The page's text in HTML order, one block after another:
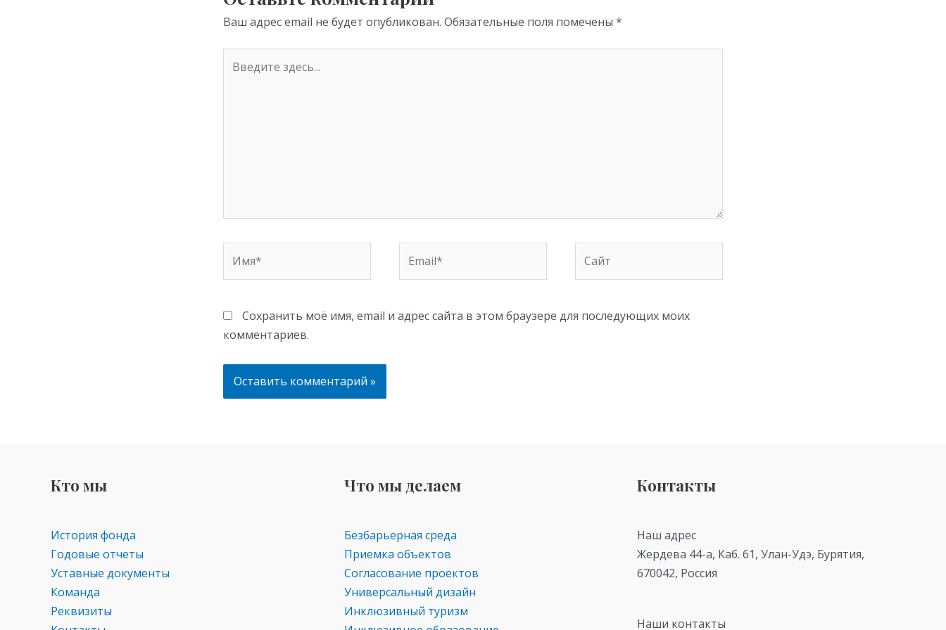
ni
ki
Ваш адрес email не будет опубликован. Обязательные поля помечены *
здесь...
Сохранить моё имя, email и адрес сайта в этом браузере для последующих моих
комментариев.
Кто мы
История фонда
Годовые отчеты
Уставные документы
Команда
Реквизиты
Что мы делаем
Безбарьерная среда
Приемка объектов
Согласование проектов
Универсальный дизайн
Инклюзивный туризм
Контакты
Наш адрес
Жердева 44-а, Каб. 61, Улан-Удэ, Бурятия,
670042, Россия
Наши контакты